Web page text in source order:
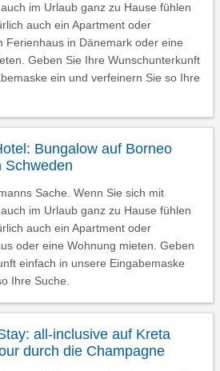
im Urlaub ganz zu Hause fühlen
auch ein Apartment oder
Ferienhaus in Dänemark oder eine
Geben Sie Ihre Wunschunterkunft
ein und verfeinern Sie so Ihre
Bungalow auf Borneo
Schweden
Sache. Wenn Sie sich mit
im Urlaub ganz zu Hause fühlen
auch ein Apartment oder
oder eine Wohnung mieten. Geben
einfach in unsere Eingabemaske
Ihre Suche.
all-inclusive auf Kreta
durch die Champagne